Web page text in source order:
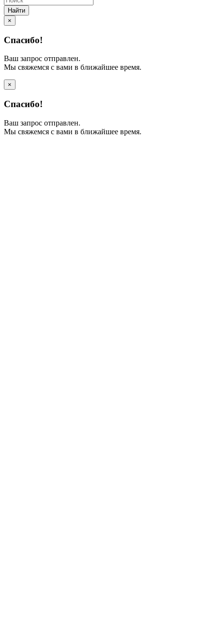
Найти
×
Спасибо!
Ваш запрос отправлен.
Мы свяжемся с вами в ближайшее время.
×
Спасибо!
Ваш запрос отправлен.
Мы свяжемся с вами в ближайшее время.